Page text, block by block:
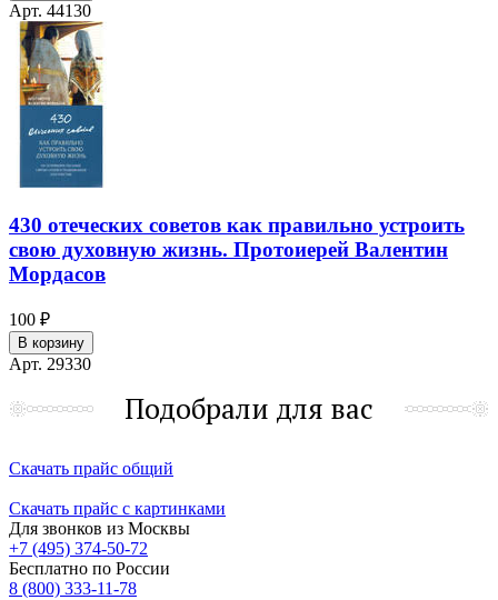
Арт. 44130
430 отеческих советов как правильно устроить
свою духовную жизнь. Протоиерей Валентин
Мордасов
100 ₽
В корзину
Арт. 29330
Подобрали для вас
Скачать прайс общий
Скачать прайс с картинками
Для звонков из Москвы
+7 (495) 374-50-72
Бесплатно по России
8 (800) 333-11-78